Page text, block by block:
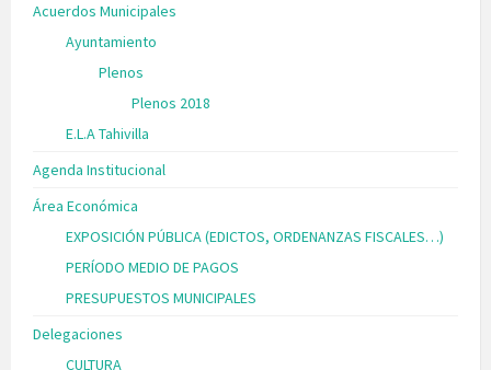
Acuerdos Municipales
Ayuntamiento
Plenos
Plenos 2018
E.L.A Tahivilla
Agenda Institucional
Área Económica
EXPOSICIÓN PÚBLICA (EDICTOS, ORDENANZAS FISCALES…)
PERÍODO MEDIO DE PAGOS
PRESUPUESTOS MUNICIPALES
Delegaciones
CULTURA